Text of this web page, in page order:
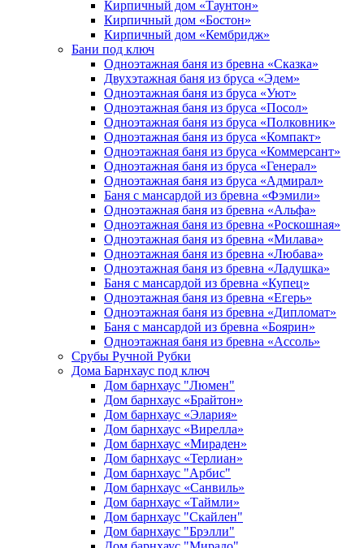
Кирпичный дом «Таунтон»
Кирпичный дом «Бостон»
Кирпичный дом «Кембридж»
Бани под ключ
Одноэтажная баня из бревна «Сказка»
Двухэтажная баня из бруса «Эдем»
Одноэтажная баня из бруса «Уют»
Одноэтажная баня из бруса «Посол»
Одноэтажная баня из бруса «Полковник»
Одноэтажная баня из бруса «Компакт»
Одноэтажная баня из бруса «Коммерсант»
Одноэтажная баня из бруса «Генерал»
Одноэтажная баня из бруса «Адмирал»
Баня с мансардой из бревна «Фэмили»
Одноэтажная баня из бревна «Альфа»
Одноэтажная баня из бревна «Роскошная»
Одноэтажная баня из бревна «Милава»
Одноэтажная баня из бревна «Любава»
Одноэтажная баня из бревна «Ладушка»
Баня с мансардой из бревна «Купец»
Одноэтажная баня из бревна «Егерь»
Одноэтажная баня из бревна «Дипломат»
Баня с мансардой из бревна «Боярин»
Одноэтажная баня из бревна «Ассоль»
Срубы Ручной Рубки
Дома Барнхаус под ключ
Дом барнхаус "Люмен"
Дом барнхаус «Брайтон»
Дом барнхаус «Элария»
Дом барнхаус «Вирелла»
Дом барнхаус «Мираден»
Дом барнхаус «Терлиан»
Дом барнхаус "Арбис"
Дом барнхаус «Санвиль»
Дом барнхаус «Таймли»
Дом барнхаус "Скайлен"
Дом барнхаус "Брэлли"